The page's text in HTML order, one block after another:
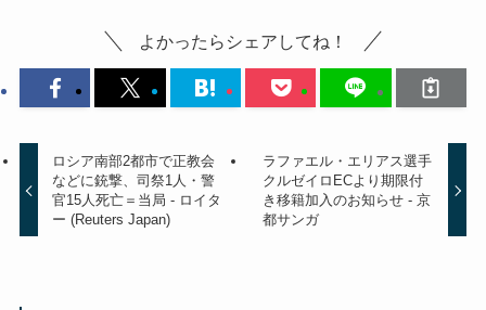
よかったらシェアしてね！
ロシア南部2都市で正教会
などに銃撃、司祭1人・警
官15人死亡＝当局 - ロイタ
ー (Reuters Japan)
ラファエル・エリアス選手
クルゼイロECより期限付
き移籍加入のお知らせ - 京
都サンガ